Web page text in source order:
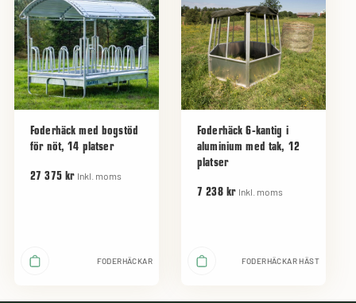
Foderhäck med bogstöd
för nöt, 14 platser
27 375 kr Inkl. moms
FODERHÄCKAR
Foderhäck 6-kantig i
aluminium med tak, 12
platser
7 238 kr Inkl. moms
FODERHÄCKAR HÄST